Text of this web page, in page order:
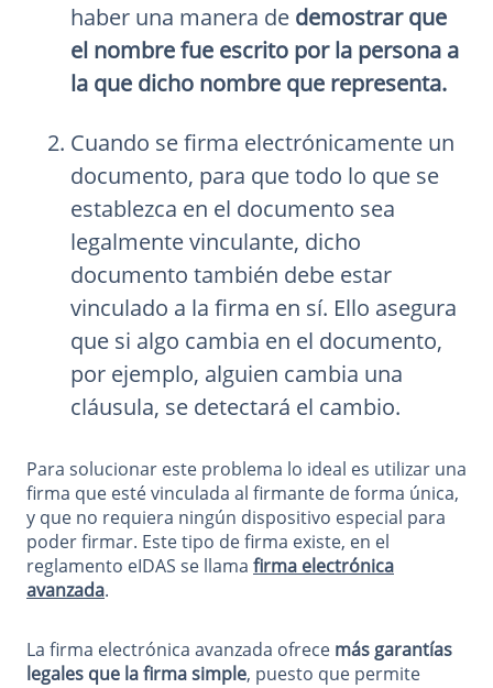
haber una manera de demostrar que
el nombre fue escrito por la persona a
la que dicho nombre que representa.
Cuando se firma electrónicamente un
documento, para que todo lo que se
establezca en el documento sea
legalmente vinculante, dicho
documento también debe estar
vinculado a la firma en sí. Ello asegura
que si algo cambia en el documento,
por ejemplo, alguien cambia una
cláusula, se detectará el cambio.
Para solucionar este problema lo ideal es utilizar una
firma que esté vinculada al firmante de forma única,
y que no requiera ningún dispositivo especial para
poder firmar. Este tipo de firma existe, en el
reglamento eIDAS se llama firma electrónica
avanzada.
La firma electrónica avanzada ofrece más garantías
legales que la firma simple, puesto que permite